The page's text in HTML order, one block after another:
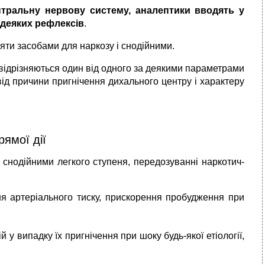
нервову систему, аналептики вводять у
рефлексів.
засобами для наркозу і снодійними.
один від одного за деякими параметра­ми
причини пригнічення дихального центру і харак­теру
дії
легкого ступеня, передозуванні наркотич­
тиску, прискорення пробудження при
їх пригнічення при шоку будь-якої етіо­логії,